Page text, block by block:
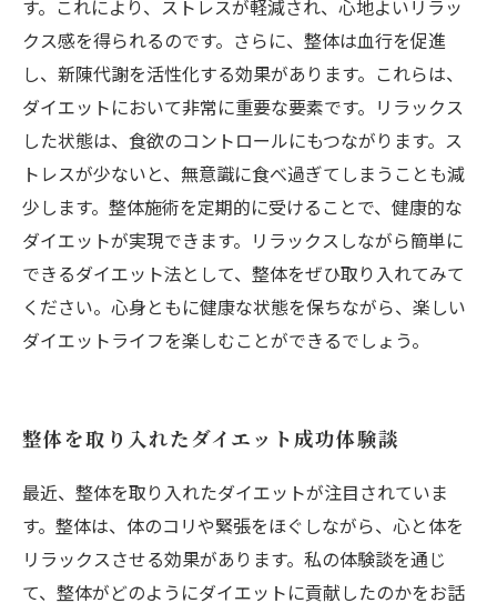
す。これにより、ストレスが軽減され、心地よいリラッ
クス感を得られるのです。さらに、整体は血行を促進
し、新陳代謝を活性化する効果があります。これらは、
ダイエットにおいて非常に重要な要素です。リラックス
した状態は、食欲のコントロールにもつながります。ス
トレスが少ないと、無意識に食べ過ぎてしまうことも減
少します。整体施術を定期的に受けることで、健康的な
ダイエットが実現できます。リラックスしながら簡単に
できるダイエット法として、整体をぜひ取り入れてみて
ください。心身ともに健康な状態を保ちながら、楽しい
ダイエットライフを楽しむことができるでしょう。
整体を取り入れたダイエット成功体験談
最近、整体を取り入れたダイエットが注目されていま
す。整体は、体のコリや緊張をほぐしながら、心と体を
リラックスさせる効果があります。私の体験談を通じ
て、整体がどのようにダイエットに貢献したのかをお話